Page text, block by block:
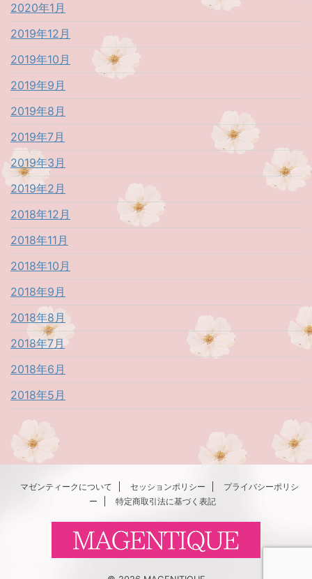
2020年1月
2019年12月
2019年10月
2019年9月
2019年8月
2019年7月
2019年3月
2019年2月
2018年12月
2018年11月
2018年10月
2018年9月
2018年8月
2018年7月
2018年6月
2018年5月
マゼンティークについて セッションポリシー
プライバシーポリシ
ー
特定商取引法に基づく表記